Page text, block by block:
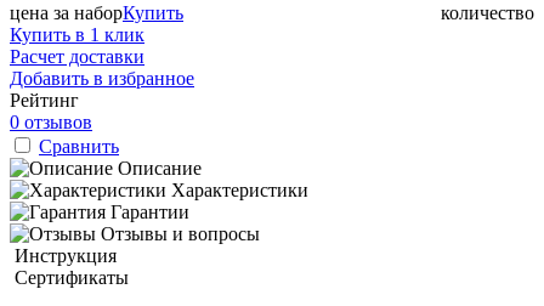
цена за набор количество
Купить
Купить в 1 клик
Расчет доставки
Добавить в избранное
Рейтинг
0 отзывов
Сравнить
Описание
Характеристики
Гарантии
Отзывы и вопросы
Инструкция
Сертификаты